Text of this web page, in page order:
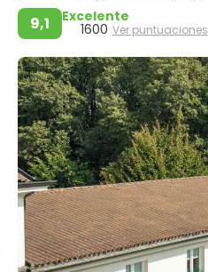
9,1 Excelente
1600 Ver puntuaciones